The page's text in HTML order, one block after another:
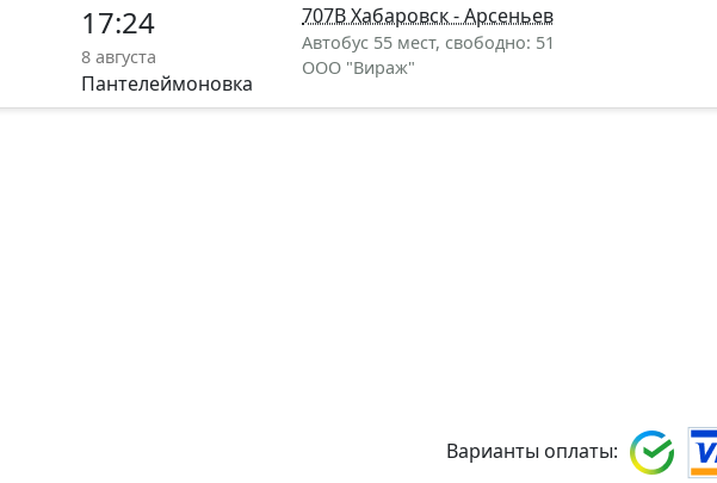
17:24
8 августа
Пантелеймоновка
707В Хабаровск - Арсеньев
Автобус 55 мест, свободно: 51
ООО "Вираж"
Варианты оплаты: